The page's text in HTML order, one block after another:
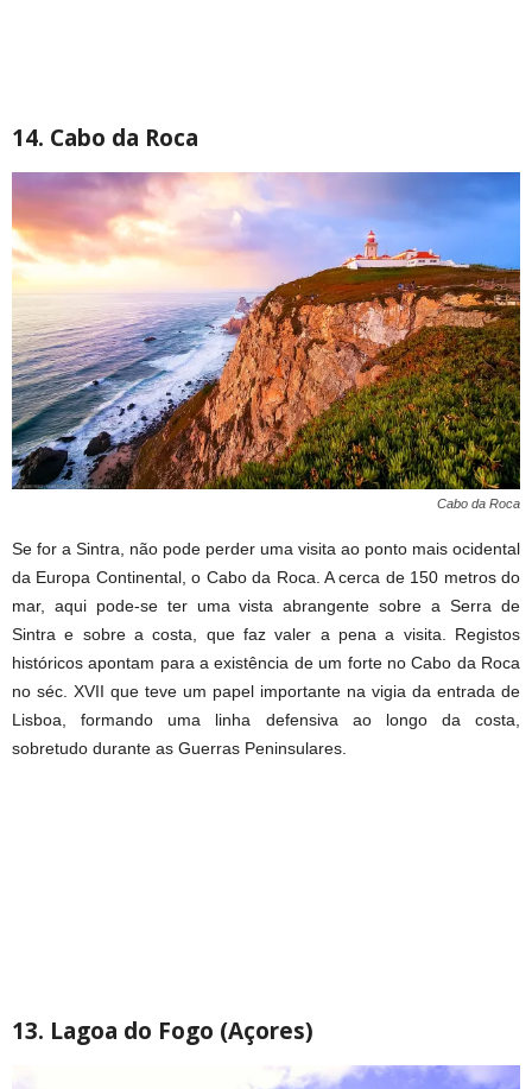
14. Cabo da Roca
Cabo da Roca
Se for a Sintra, não pode perder uma visita ao ponto mais ocidental
da Europa Continental, o Cabo da Roca. A cerca de 150 metros do
mar, aqui pode-se ter uma vista abrangente sobre a Serra de
Sintra e sobre a costa, que faz valer a pena a visita. Registos
históricos apontam para a existência de um forte no Cabo da Roca
no séc. XVII que teve um papel importante na vigia da entrada de
Lisboa, formando uma linha defensiva ao longo da costa,
sobretudo durante as Guerras Peninsulares.
13. Lagoa do Fogo (Açores)